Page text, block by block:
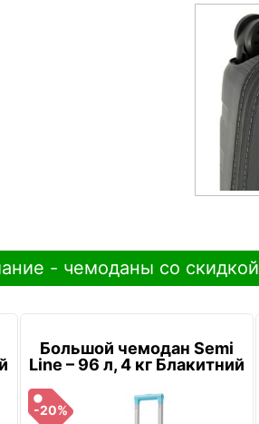
- чемоданы со скидкой
Большой чемодан Semi
Line – 96 л, 4 кг Блакитний
-20%